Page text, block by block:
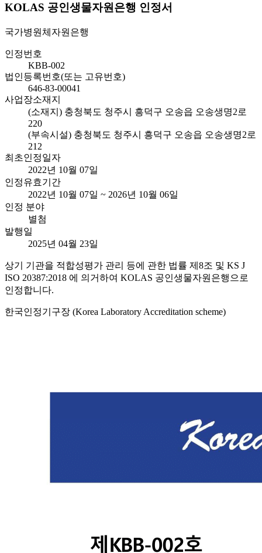
KOLAS 공인생물자원은행 인정서
국가병원체자원은행
인정번호
KBB-002
법인등록번호(또는 고유번호)
646-83-00041
사업장소재지
(소재지) 충청북도 청주시 흥덕구 오송읍 오송생명2로
220
(부속시설) 충청북도 청주시 흥덕구 오송읍 오송생명2로
212
최초인정일자
2022년 10월 07일
인정유효기간
2022년 10월 07일 ~ 2026년 10월 06일
인정 분야
별첨
발행일
2025년 04월 23일
상기 기관을 적합성평가 관리 등에 관한 법률 제8조 및 KS J
ISO 20387:2018 에 의거하여 KOLAS 공인생물자원은행으로
인정합니다.
한국인정기구장 (Korea Laboratory Accreditation scheme)